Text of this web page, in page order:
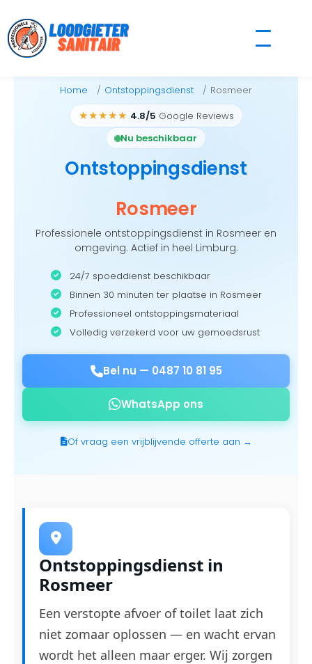
to
content
Home Ontstoppingsdienst Rosmeer
★★★★★ 4.8/5 Google Reviews
Nu beschikbaar
Ontstoppingsdienst
Rosmeer
Professionele ontstoppingsdienst in Rosmeer en
omgeving. Actief in heel Limburg.
24/7 spoeddienst beschikbaar
Binnen 30 minuten ter plaatse in Rosmeer
Professioneel ontstoppingsmateriaal
Volledig verzekerd voor uw gemoedsrust
Bel nu — 0487 10 81 95
WhatsApp ons
Of vraag een vrijblijvende offerte aan →
Ontstoppingsdienst in
Rosmeer
Een verstopte afvoer of toilet laat zich
niet zomaar oplossen — en wacht ervan
wordt het alleen maar erger. Wij zorgen